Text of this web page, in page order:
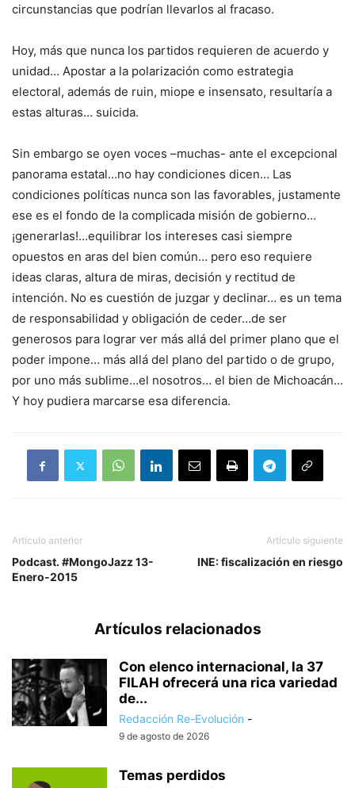
circunstancias que podrían llevarlos al fracaso.
Hoy, más que nunca los partidos requieren de acuerdo y
unidad… Apostar a la polarización como estrategia
electoral, además de ruin, miope e insensato, resultaría a
estas alturas… suicida.
Sin embargo se oyen voces –muchas- ante el excepcional
panorama estatal…no hay condiciones dicen… Las
condiciones políticas nunca son las favorables, justamente
ese es el fondo de la complicada misión de gobierno…
¡generarlas!…equilibrar los intereses casi siempre
opuestos en aras del bien común… pero eso requiere
ideas claras, altura de miras, decisión y rectitud de
intención. No es cuestión de juzgar y declinar… es un tema
de responsabilidad y obligación de ceder…de ser
generosos para lograr ver más allá del primer plano que el
poder impone… más allá del plano del partido o de grupo,
por uno más sublime…el nosotros… el bien de Michoacán…
Y hoy pudiera marcarse esa diferencia.
Artículo anterior
Podcast. #MongoJazz 13-
Enero-2015
Artículo siguiente
INE: fiscalización en riesgo
Artículos relacionados
Con elenco internacional, la 37
FILAH ofrecerá una rica variedad
de...
Redacción Re-Evolución -
9 de agosto de 2026
Temas perdidos